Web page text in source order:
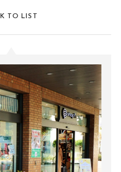
TO LIST